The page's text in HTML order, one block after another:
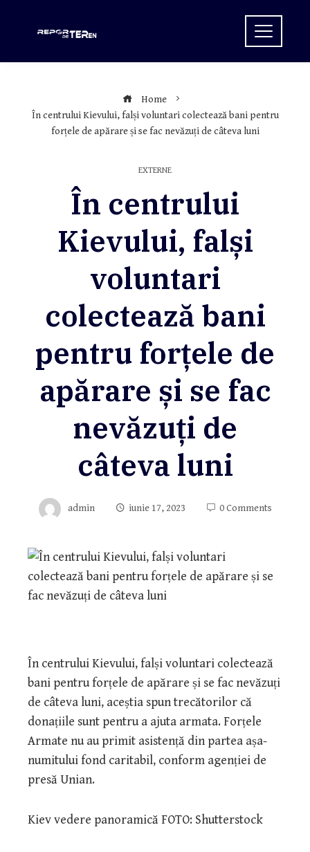
Home
În centrului Kievului, falși voluntari colectează bani pentru
forțele de apărare și se fac nevăzuți de câteva luni
EXTERNE
În centrului
Kievului, falși
voluntari
colectează bani
pentru forțele de
apărare și se fac
nevăzuți de
câteva luni
admin iunie 17, 2023 0 Comments
În centrului Kievului, falși voluntari colectează
bani pentru forțele de apărare și se fac nevăzuți
de câteva luni, aceștia spun trecătorilor că
donațiile sunt pentru a ajuta armata. Forțele
Armate nu au primit asistență din partea așa-
numitului fond caritabil, conform agenției de
presă Unian.
Kiev vedere panoramică FOTO: Shutterstock